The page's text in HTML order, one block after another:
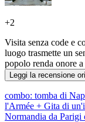
+2
Visita senza code e
luogo trasmette un
popolo renda onore
Leggi la recensione
combo: tomba di
l'Armée + Gita di
Normandia da Parigi